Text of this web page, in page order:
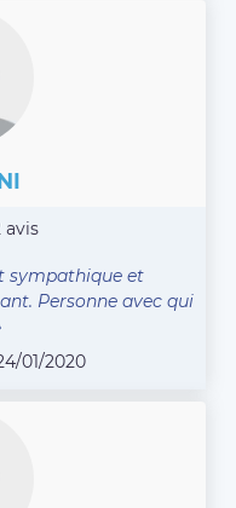
avis
sympathique et
Personne avec qui
01/2020